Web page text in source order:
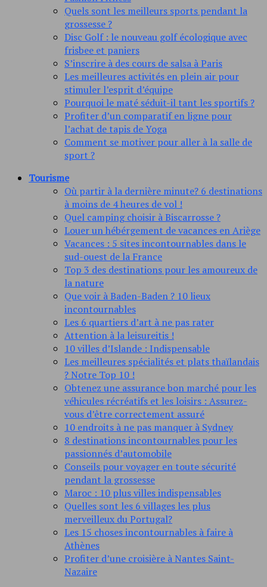
Quels sont les meilleurs sports pendant la
grossesse ?
Disc Golf : le nouveau golf écologique avec
frisbee et paniers
S’inscrire à des cours de salsa à Paris
Les meilleures activités en plein air pour
stimuler l’esprit d’équipe
Pourquoi le maté séduit-il tant les sportifs ?
Profiter d’un comparatif en ligne pour
l’achat de tapis de Yoga
Comment se motiver pour aller à la salle de
sport ?
Tourisme
Où partir à la dernière minute? 6 destinations
à moins de 4 heures de vol !
Quel camping choisir à Biscarrosse ?
Louer un hébérgement de vacances en Ariège
Vacances : 5 sites incontournables dans le
sud-ouest de la France
Top 3 des destinations pour les amoureux de
la nature
Que voir à Baden-Baden ? 10 lieux
incontournables
Les 6 quartiers d’art à ne pas rater
Attention à la leisureitis !
10 villes d’Islande : Indispensable
Les meilleures spécialités et plats thaïlandais
? Notre Top 10 !
Obtenez une assurance bon marché pour les
véhicules récréatifs et les loisirs : Assurez-
vous d’être correctement assuré
10 endroits à ne pas manquer à Sydney
8 destinations incontournables pour les
passionnés d’automobile
Conseils pour voyager en toute sécurité
pendant la grossesse
Maroc : 10 plus villes indispensables
Quelles sont les 6 villages les plus
merveilleux du Portugal?
Les 15 choses incontournables à faire à
Athènes
Profiter d’une croisière à Nantes Saint-
Nazaire